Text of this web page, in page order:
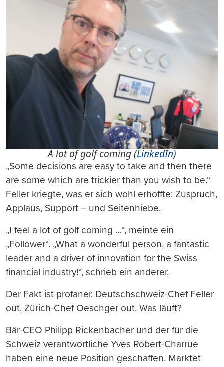
A lot of golf coming (LinkedIn)
„Some decisions are easy to take and then there
are some which are trickier than you wish to be.“
Feller kriegte, was er sich wohl erhoffte: Zuspruch,
Applaus, Support – und Seitenhiebe.
„I feel a lot of golf coming …“, meinte ein
„Follower“. „What a wonderful person, a fantastic
leader and a driver of innovation for the Swiss
financial industry!“, schrieb ein anderer.
Der Fakt ist profaner. Deutschschweiz-Chef Feller
out, Zürich-Chef Oeschger out. Was läuft?
Bär-CEO Philipp Rickenbacher und der für die
Schweiz verantwortliche Yves Robert-Charrue
haben eine neue Position geschaffen. Marktet